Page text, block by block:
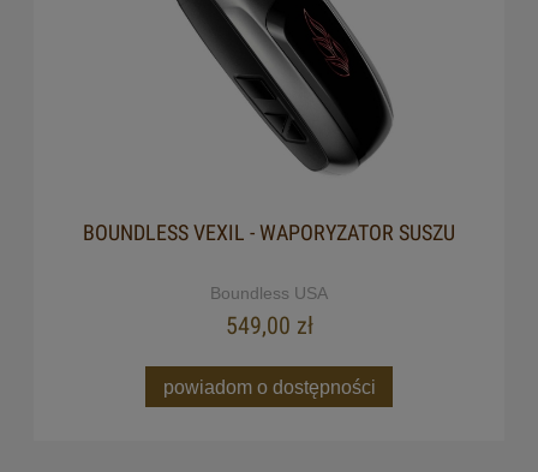
BOUNDLESS VEXIL - WAPORYZATOR SUSZU
Boundless USA
549,00 zł
powiadom o dostępności